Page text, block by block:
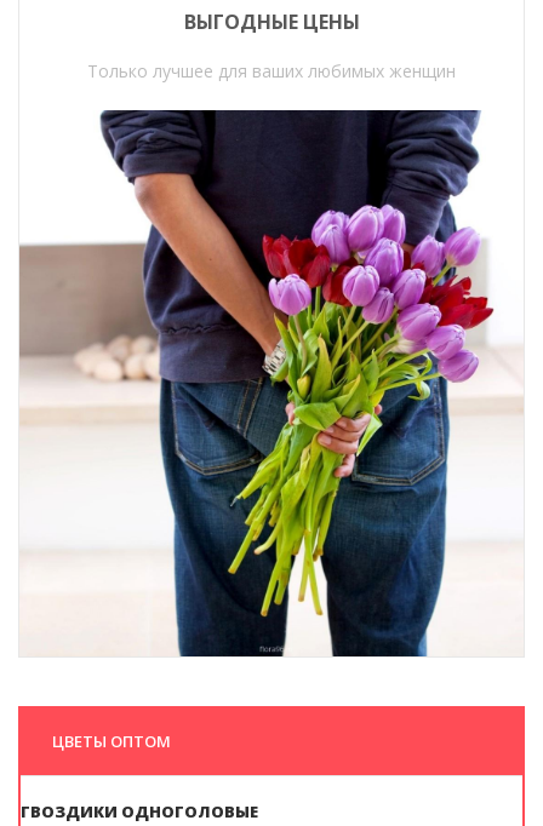
ВЫГОДНЫЕ ЦЕНЫ
Только лучшее для ваших любимых женщин
ЦВЕТЫ ОПТОМ
ГВОЗДИКИ ОДНОГОЛОВЫЕ